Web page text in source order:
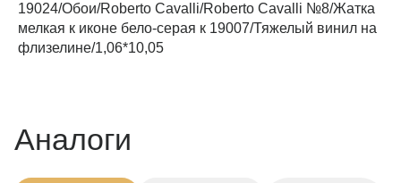
Рассчитать
19024/Обои/Roberto Cavalli/Roberto Cavalli №8/Жатка
мелкая к иконе бело-серая к 19007/Тяжелый винил на
флизелине/1,06*10,05
Аналоги